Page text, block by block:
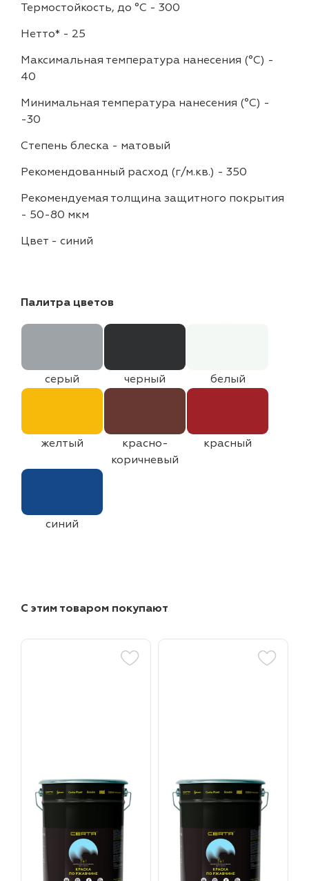
Термостойкость, до °C - 300
Нетто* - 25
Максимальная температура нанесения (°С) -
40
Минимальная температура нанесения (°С) -
-30
Степень блеска - матовый
Рекомендованный расход (г/м.кв.) - 350
Рекомендуемая толщина защитного покрытия
- 50-80 мкм
Цвет - синий
Палитра цветов
серый черный белый
желтый
красно-
коричневый
красный
синий
С этим товаром покупают